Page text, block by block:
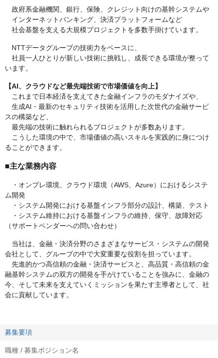
政府系金融機関、銀行、保険、クレジット向けの基幹システムや
インターネットバンキング、決済プラットフォームなど
社会基盤を支える大規模プロジェクトを多数手掛けています。
NTTデータグループの技術力をベースに、
社員一人ひとりが新しい技術に挑戦し、成長できる環境が整って
います。
【AI、クラウドなど最先端技術で市場価値を向上】
これまで日本経済を支えてきた金融インフラのモダナイズや、
生成AI・最新のセキュリティ技術を活用した次世代の金融サービ
スの構築など、
最先端の技術に触れられるプロジェクトが多数あります。
こうした環境の中で、市場価値の高いスキルを実践的に身につけ
ることができます。
■主な業務内容
・オンプレ環境、クラウド環境（AWS、Azure）におけるシステ
ム開発
・システム開発における基盤インフラ部分の設計、構築、テスト
・システム維持における基盤インフラの維持、保守、故障対応
（サポートベンダーへの問い合わせ）
当社は、金融・決済分野のさまざまなサービス・システムの開発
会社として、グループの中で大変重要な役割を担っています。
先進的かつ高信頼の金融・決済サービスと、高品質・高信頼の金
融基幹システムの双方の開発を手がけていることを強みに、金融の
今、そして未来を支えていくミッションを果たす主導者として、社
会に貢献しています。
募集要項
職種 / 募集ポジション名